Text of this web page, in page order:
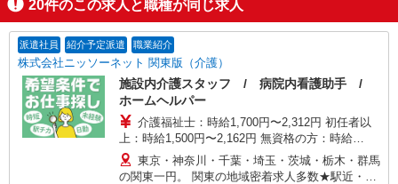
20件のこの求人と職種が同じ求人
派遣社員 紹介予定派遣 職業紹介
株式会社ニッソーネット 関東版（介護）
施設内介護スタッフ / 病院内看護助手 /
ホームヘルパー
介護福祉士：時給1,700円〜2,312円 初任者以
上：時給1,500円〜2,162円 無資格の方：時給
1,350円〜1,925円 ※給与幅は勤務先による +交通
費、諸手当（勤務先による） +0円で介護資格が取
東京・神奈川・千葉・埼玉・茨城・栃木・群馬
の関東一円。 関東の地域密着求人多数★駅近・家